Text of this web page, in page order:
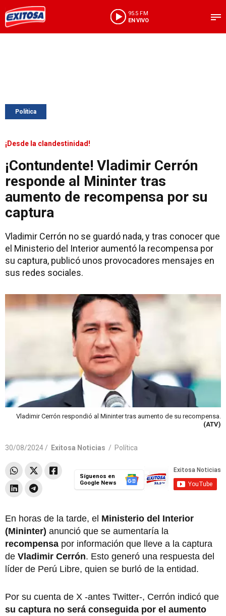
95.5 FM
EN VIVO
Política
¡Desde la clandestinidad!
¡Contundente! Vladimir Cerrón
responde al Mininter tras
aumento de recompensa por su
captura
Vladimir Cerrón no se guardó nada, y tras conocer que
el Ministerio del Interior aumentó la recompensa por
su captura, publicó unos provocadores mensajes en
sus redes sociales.
Vladimir Cerrón respondió al Mininter tras aumento de su recompensa.
(ATV)
30/08/2024 / Exitosa Noticias / Política
Síguenos en
Google News
En horas de la tarde, el Ministerio del Interior
(Mininter) anunció que se aumentaría la
recompensa por información que lleve a la captura
de Vladimir Cerrón. Esto generó una respuesta del
líder de Perú Libre, quien se burló de la entidad.
Por su cuenta de X -antes Twitter-, Cerrón indicó que
su captura no será conseguida por el aumento